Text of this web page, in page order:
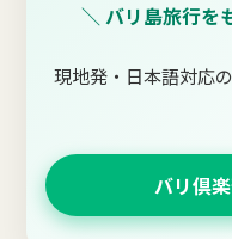
＼ バリ島旅行を
現地発・日本語対応
バリ倶